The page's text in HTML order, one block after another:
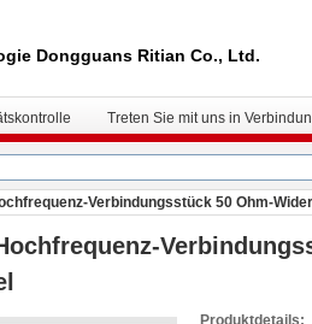
Dongguans Ritian Co., Ltd.
Treten Sie mit uns in
Verbindungsstück 50 Ohm-
Produktdetails: